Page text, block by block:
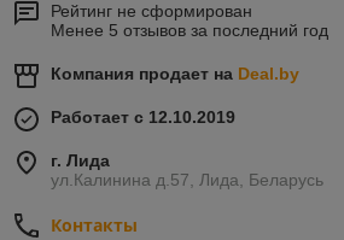
Рейтинг не сформирован
Менее 5 отзывов за последний год
Компания продает на Deal.by
Работает с 12.10.2019
г. Лида
ул.Калинина д.57, Лида, Беларусь
Контакты